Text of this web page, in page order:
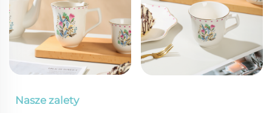
Nasze zalety